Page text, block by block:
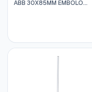
ABB 30X85MM EMBOLO